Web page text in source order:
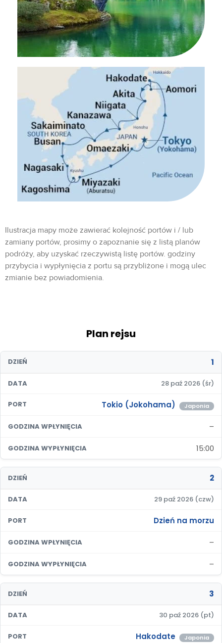
Ilustracja mapy może zawierać kolejność portów i / lub
zamiany portów, prosimy o zapoznanie się z listą planów
podróży, aby uzyskać rzeczywistą listę portów. godziny
przybycia i wypłynięcia z portu są przybliżone i mogą ulec
zmianie bez powiadomienia.
Plan rejsu
DZIEŃ 1
DATA 28 paź 2026 (śr)
PORT Tokio (Jokohama) Japonia
GODZINA WPŁYNIĘCIA –
GODZINA WYPŁYNIĘCIA 15:00
DZIEŃ 2
DATA 29 paź 2026 (czw)
PORT Dzień na morzu
GODZINA WPŁYNIĘCIA –
GODZINA WYPŁYNIĘCIA –
DZIEŃ 3
DATA 30 paź 2026 (pt)
PORT Hakodate Japonia